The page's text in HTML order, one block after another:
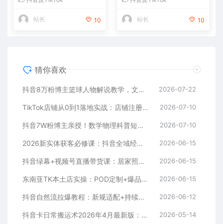
现
站长 10 站长 10
猜你喜欢
抖音8万粉博主篮球人物解说教学，文案剪辑全套实操，玩转伙伴计划精选单日收益破千 2026-07-22
TikTok店铺从0到1落地实战：店铺注册+产品上架+物流回款+内容剪辑，小白也能出单 2026-07-10
抖音7W粉博主亲授！数学物理科普短视频，单日300-500，伙伴计划+收徒+商单全变现 2026-07-10
2026新实体获客必修课：抖音全域经营实操，从认知破局到持续盈利 2026-06-15
抖音绿幕+视频号直播带货课：居家照着稿子念起号，手机电脑双场景搭建全流程 2026-06-15
东南亚TK本土店实操：POD定制+爆品截流+暴力冷启动，0粉也能开橱窗带货 2026-06-15
抖音自然流拉爆教程：新规适配+持续更新，话术+投放+起号一站式实战教学（更新26年5月11） 2026-06-12
抖音卡日常搬运术2026年4月最新版：影视账号爆款涨粉玩法，外面售价5000元核心 2026-05-14